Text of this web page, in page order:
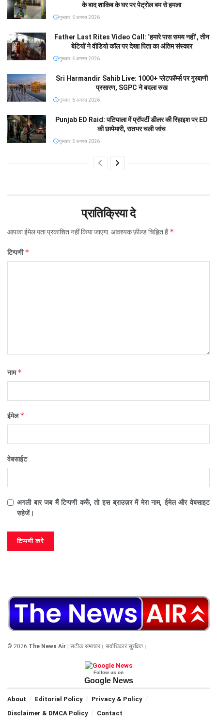
के बाद शाकिब के घर पर पेट्रोल बम से हमला
गुरूवार, 6 अगस्त 2026
Father Last Rites Video Call: ‘हमारे पास समय नहीं’, तीन
बेटियों ने वीडियो कॉल पर देखा पिता का अंतिम संस्कार
गुरूवार, 6 अगस्त 2026
Sri Harmandir Sahib Live: 1000+ प्लेटफॉर्म्स पर गुरबाणी
प्रसारण, SGPC ने बदला रुख
गुरूवार, 6 अगस्त 2026
Punjab ED Raid: पटियाला में प्रॉपर्टी डीलर की रिहाइश पर ED
की छापेमारी, रातभर चली जांच
गुरूवार, 6 अगस्त 2026
प्रातिक्रिया दे
आपका ईमेल पता प्रकाशित नहीं किया जाएगा. आवश्यक फ़ील्ड चिह्नित हैं*
टिप्पणी*
नाम*
ईमेल*
वेबसाईट
अगली बार जब मैं टिप्पणी करूँ, तो इस ब्राउज़र में मेरा नाम, ईमेल और वेबसाइट
सहेजें।
© 2026 The News Air | सटीक समाचार। सर्वाधिकार सुरक्षित।
Follow us on
Google News
About Editorial Policy
Privacy & Policy
Disclaimer & DMCA Policy
Contact